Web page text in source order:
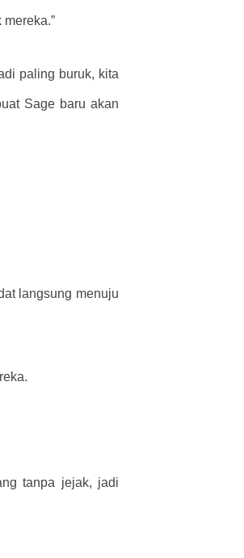
paling buruk, kita
Sage baru akan
langsung menuju
tanpa jejak, jadi